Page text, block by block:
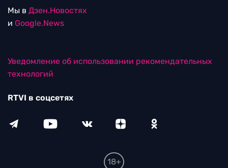
Мы в Дзен.Новостях
и Google.News
Уведомление об использовании рекомендательных
технологий
RTVI в соцсетях
18+